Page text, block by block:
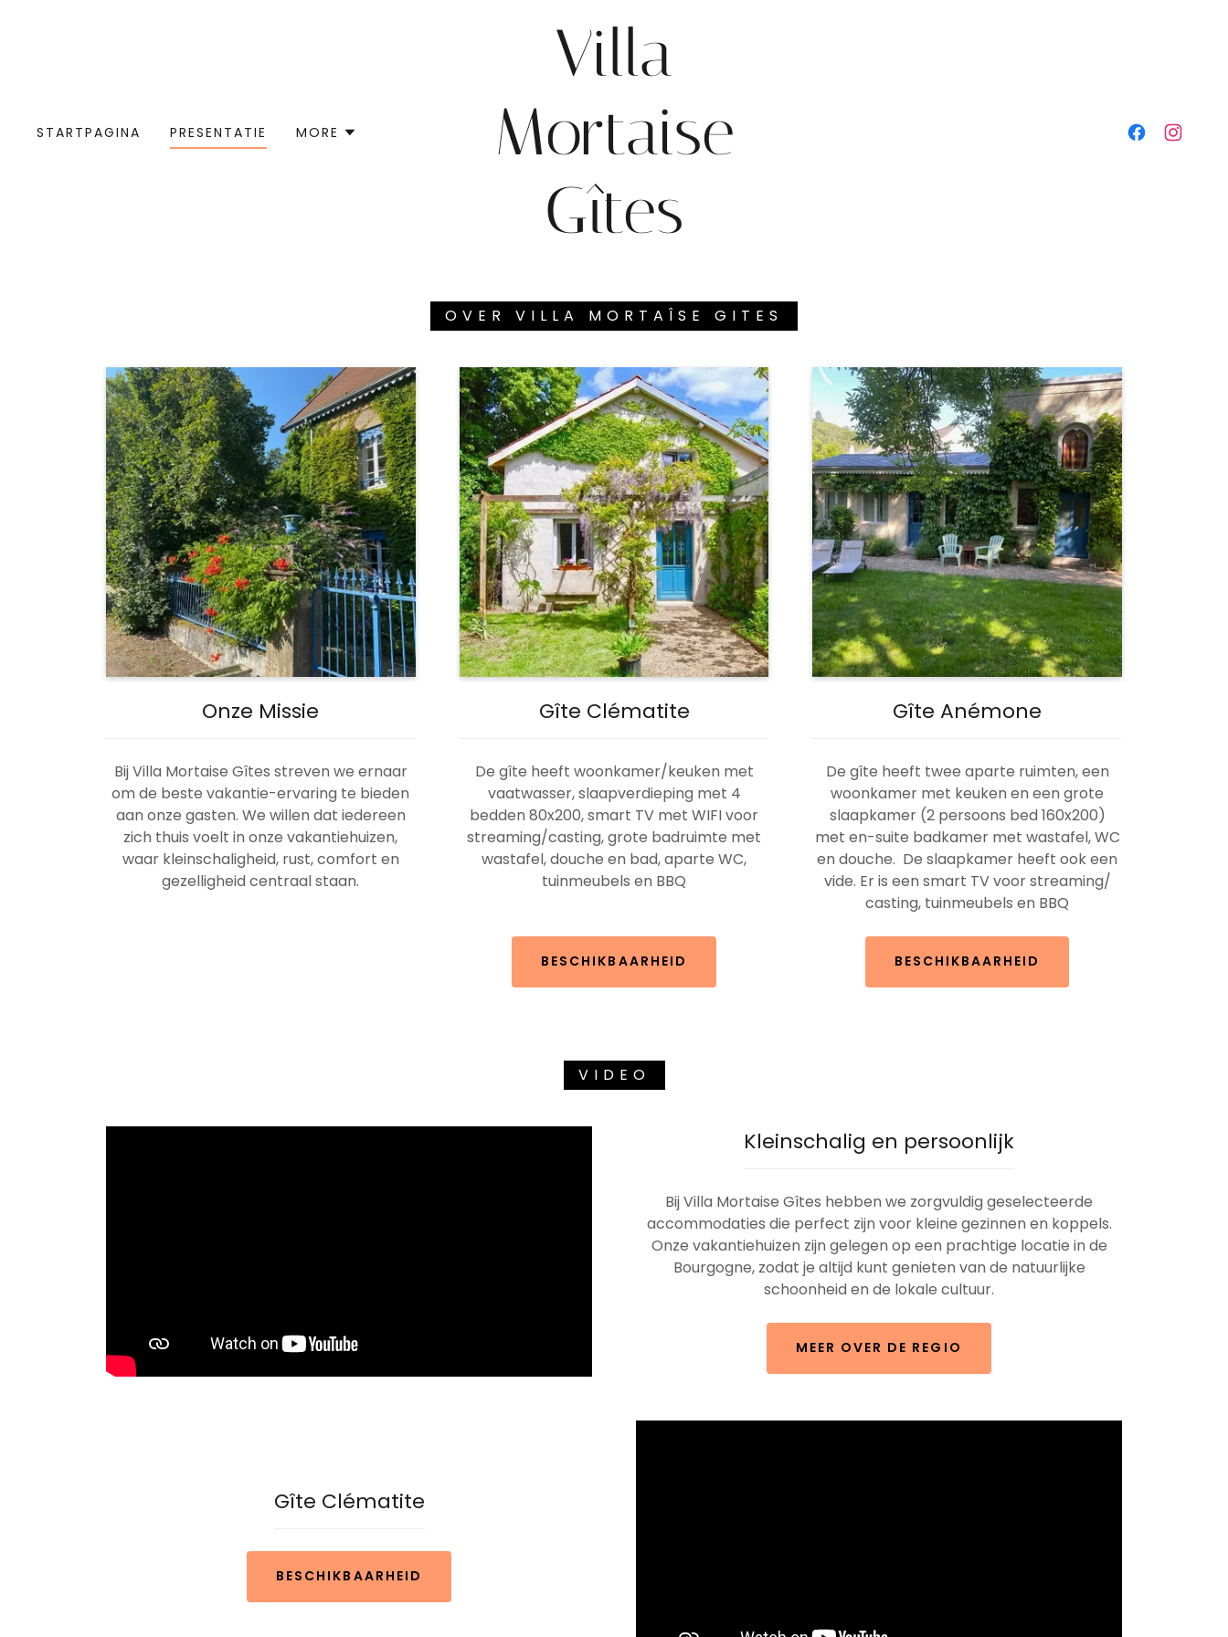
STARTPAGINA PRESENTATIE MORE
Villa
Mortaise
Gîtes
OVER VILLA MORTAÎSE GITES
Onze Missie
Bij Villa Mortaise Gîtes streven we ernaar
om de beste vakantie-ervaring te bieden
aan onze gasten. We willen dat iedereen
zich thuis voelt in onze vakantiehuizen,
waar kleinschaligheid, rust, comfort en
gezelligheid centraal staan.
Gîte Clématite
De gîte heeft woonkamer/keuken met
vaatwasser, slaapverdieping met 4
bedden 80x200, smart TV met WIFI voor
streaming/casting, grote badruimte met
wastafel, douche en bad, aparte WC,
tuinmeubels en BBQ
BESCHIKBAARHEID
Gîte Anémone
De gîte heeft twee aparte ruimten, een
woonkamer met keuken en een grote
slaapkamer (2 persoons bed 160x200)
met en-suite badkamer met wastafel, WC
en douche. De slaapkamer heeft ook een
vide. Er is een smart TV voor streaming/
casting, tuinmeubels en BBQ
BESCHIKBAARHEID
VIDEO
Kleinschalig en persoonlijk
Bij Villa Mortaise Gîtes hebben we zorgvuldig geselecteerde
accommodaties die perfect zijn voor kleine gezinnen en koppels.
Onze vakantiehuizen zijn gelegen op een prachtige locatie in de
Bourgogne, zodat je altijd kunt genieten van de natuurlijke
schoonheid en de lokale cultuur.
MEER OVER DE REGIO
Gîte Clématite
BESCHIKBAARHEID